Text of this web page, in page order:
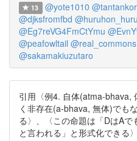
13 @yote1010
@djksfromfbd
@Eg7reVG4FmCtYmu
@peafowltail @real_commons
@sakamakiuzutaro
引用〈例4. 自体(atma-bhava,
く非存在(a-bhava, 無体)でも
る〉、〈この命題は「DはA
と言われる」と形式化でき